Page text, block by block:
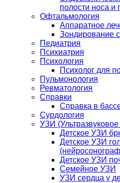
полости носа и
Офтальмология
Аппаратное
Зондирование
Педиатрия
Психиатрия
Психология
Психолог для
Пульмонология
Ревматология
Справки
Справка в
Сурдология
УЗИ
Детское УЗИ
Детское УЗИ
Детское УЗИ
Семейное УЗИ
УЗИ сердца у